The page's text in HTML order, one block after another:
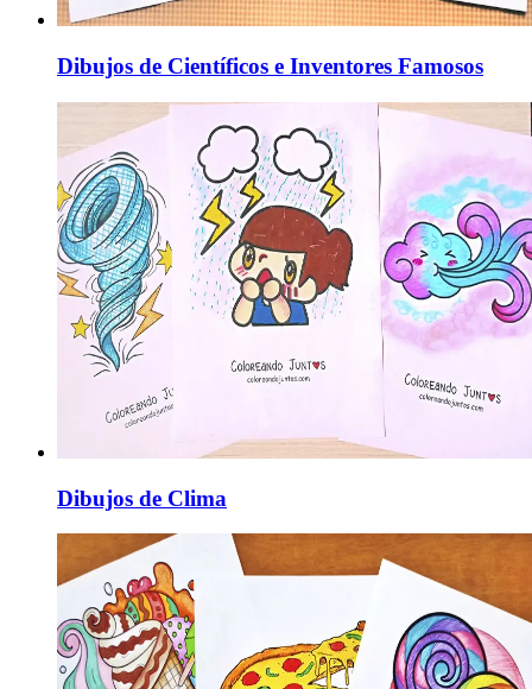
Dibujos de Científicos e Inventores Famosos
Dibujos de Clima